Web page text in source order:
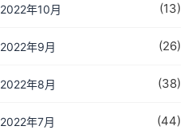
2022年10月 (13)
2022年9月 (26)
2022年8月 (38)
2022年7月 (44)